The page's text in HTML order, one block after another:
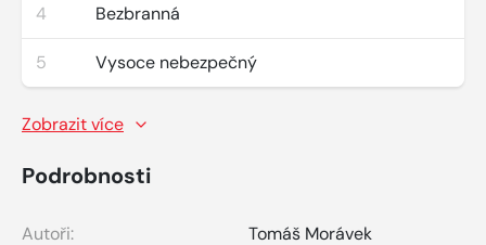
4 Bezbranná
5 Vysoce nebezpečný
Zobrazit více
Podrobnosti
Autoři:
Tomáš Morávek